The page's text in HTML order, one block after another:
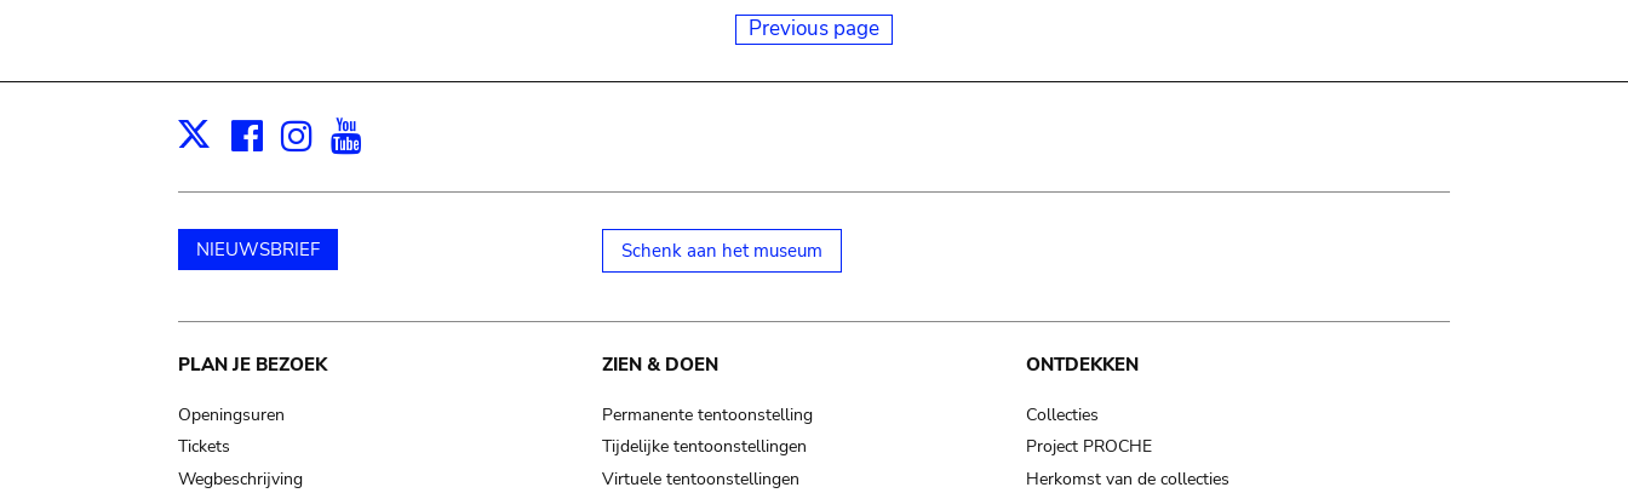
Previous page
X Facebook
Instagram
NIEUWSBRIEF Schenk aan het museum
Main
navigation
PLAN JE BEZOEK
Openingsuren
Tickets
Wegbeschrijving
ZIEN & DOEN
Permanente tentoonstelling
Tijdelijke tentoonstellingen
Virtuele tentoonstellingen
ONTDEKKEN
Collecties
Project PROCHE
Herkomst van de collecties